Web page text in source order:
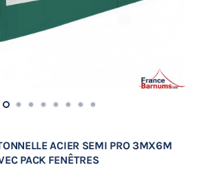
ACIER SEMI PRO 3MX6M
PACK FENÊTRES